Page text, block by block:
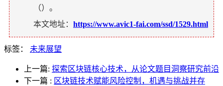
（）。
本文地址： https://www.avic1-fai.com/ssd/1529.html
标签： 未来展望
上一篇: 探索区块链核心技术，从论文题目洞察研究前沿
下一篇 : 区块链技术赋能风险控制，机遇与挑战并存